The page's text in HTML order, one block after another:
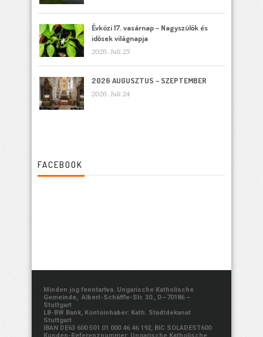
Évközi 17. vasárnap – Nagyszülők és
idősek világnapja
2026. Juli 25
2026 AUGUSZTUS – SZEPTEMBER
2026. Juli 24
FACEBOOK
Minden jog fenntartva. Ungarische Katholische
Gemeinde, Albert-Schäffle-Str. 30., D–70186 –
Stuttgart
LB-BW Bank, Kontoinhaber: Kath. Stadtdekanat
Stuttgart
IBAN DE63 600 501 01 000 46 46 192, BIC SOLADEST600